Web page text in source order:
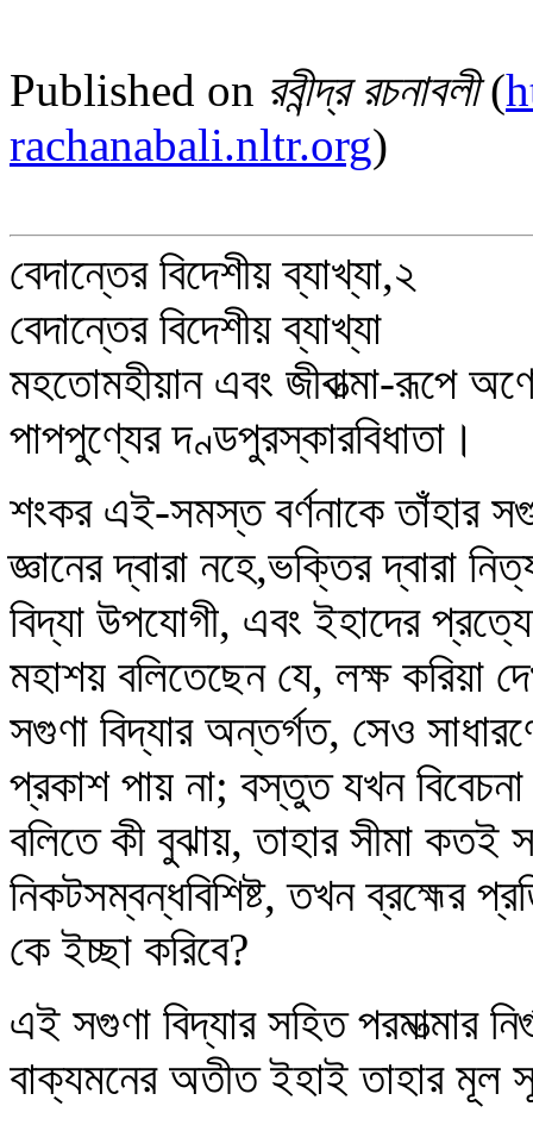
Published on রবীন্দ্র রচনাবলী(
rachanabali.nltr.org)
বেদান্তের বিদেশীয় ব্যাখ্যা,২
বেদান্তের বিদেশীয় ব্যাখ্যা
মহতোমহীয়ান এবং জীবাত্মা-রূপে
পাপপুণ্যের দণ্ডপুরস্কারবিধাতা।
শংকর এই-সমস্ত বর্ণনাকে তাঁহার
জ্ঞানের দ্বারা নহে,ভক্তির দ্বারা
বিদ্যা উপযোগী, এবং ইহাদের
মহাশয় বলিতেছেন যে, লক্ষ করিয়া
সগুণা বিদ্যার অন্তর্গত, সেও
প্রকাশ পায় না; বস্তুত যখন
বলিতে কী বুঝায়, তাহার সীমা কতই
নিকটসম্বন্ধবিশিষ্ট, তখন ব্রহ্মের
কে ইচ্ছা করিবে?
এই সগুণা বিদ্যার সহিত পরমাত্মার
বাক্যমনের অতীত ইহাই তাহার মূল